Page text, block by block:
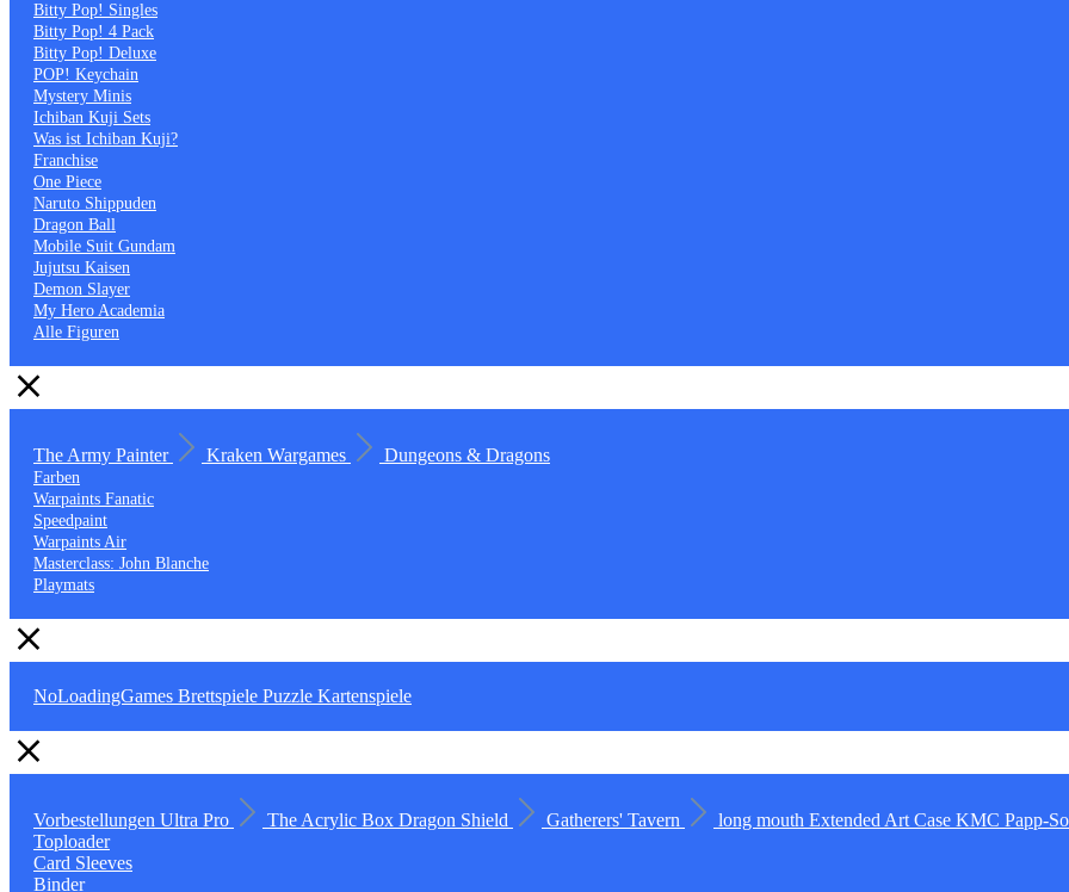
Bitty Pop! Singles
Bitty Pop! 4 Pack
Bitty Pop! Deluxe
POP! Keychain
Mystery Minis
Ichiban Kuji Sets
Was ist Ichiban Kuji?
Franchise
One Piece
Naruto Shippuden
Dragon Ball
Mobile Suit Gundam
Jujutsu Kaisen
Demon Slayer
My Hero Academia
Alle Figuren
The Army Painter Kraken Wargames Dungeons & Dragons
Farben
Warpaints Fanatic
Speedpaint
Warpaints Air
Masterclass: John Blanche
Playmats
NoLoadingGames Brettspiele Puzzle Kartenspiele
Vorbestellungen Ultra Pro The Acrylic Box Dragon Shield Gatherers' Tavern long mouth Extended Art Case KMC Papp-
Toploader
Card Sleeves
Binder